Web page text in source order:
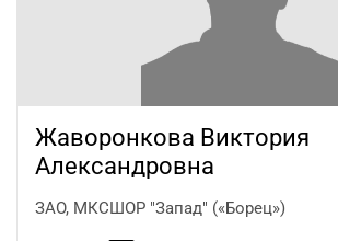
Жаворонкова Виктория
Александровна
ЗАО, МКСШОР "Запад" («Борец»)